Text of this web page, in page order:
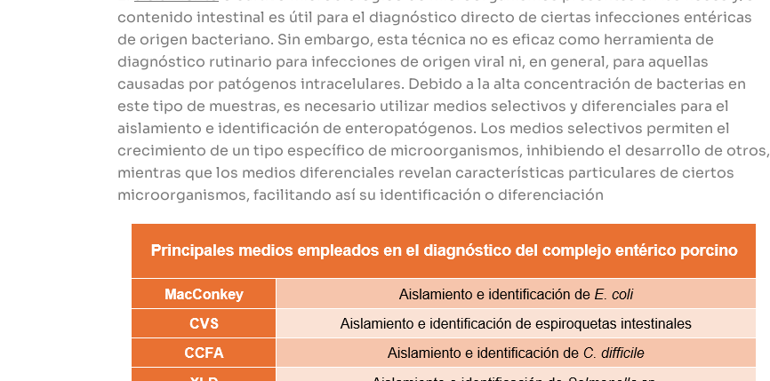
contenido intestinal es útil para el diagnóstico directo de ciertas infecciones entéricas
de origen bacteriano. Sin embargo, esta técnica no es eficaz como herramienta de
diagnóstico rutinario para infecciones de origen viral ni, en general, para aquellas
causadas por patógenos intracelulares. Debido a la alta concentración de bacterias en
este tipo de muestras, es necesario utilizar medios selectivos y diferenciales para el
aislamiento e identificación de enteropatógenos. Los medios selectivos permiten el
crecimiento de un tipo específico de microorganismos, inhibiendo el desarrollo de otros,
mientras que los medios diferenciales revelan características particulares de ciertos
microorganismos, facilitando así su identificación o diferenciación